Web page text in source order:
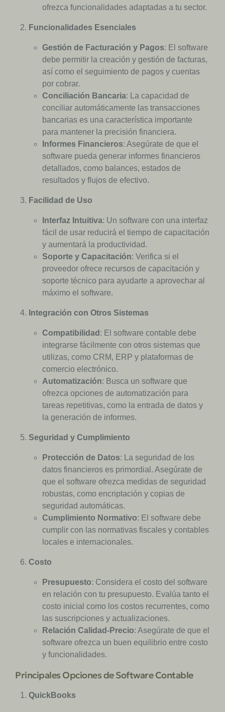
ofrezca funcionalidades adaptadas a tu sector.
Funcionalidades Esenciales
Gestión de Facturación y Pagos: El software
debe permitir la creación y gestión de facturas,
así como el seguimiento de pagos y cuentas
por cobrar.
Conciliación Bancaria: La capacidad de
conciliar automáticamente las transacciones
bancarias es una característica importante
para mantener la precisión financiera.
Informes Financieros: Asegúrate de que el
software pueda generar informes financieros
detallados, como balances, estados de
resultados y flujos de efectivo.
Facilidad de Uso
Interfaz Intuitiva: Un software con una interfaz
fácil de usar reducirá el tiempo de capacitación
y aumentará la productividad.
Soporte y Capacitación: Verifica si el
proveedor ofrece recursos de capacitación y
soporte técnico para ayudarte a aprovechar al
máximo el software.
Integración con Otros Sistemas
Compatibilidad : El software contable debe
integrarse fácilmente con otros sistemas que
utilizas, como CRM, ERP y plataformas de
comercio electrónico.
Automatización: Busca un software que
ofrezca opciones de automatización para
tareas repetitivas, como la entrada de datos y
la generación de informes.
Seguridad y Cumplimiento
Protección de Datos: La seguridad de los
datos financieros es primordial. Asegúrate de
que el software ofrezca medidas de seguridad
robustas, como encriptación y copias de
seguridad automáticas.
Cumplimiento Normativo: El software debe
cumplir con las normativas fiscales y contables
locales e internacionales.
Costo
Presupuesto: Considera el costo del software
en relación con tu presupuesto. Evalúa tanto el
costo inicial como los costos recurrentes, como
las suscripciones y actualizaciones.
Relación Calidad-Precio: Asegúrate de que el
software ofrezca un buen equilibrio entre costo
y funcionalidades.
Principales Opciones de Software Contable
QuickBooks